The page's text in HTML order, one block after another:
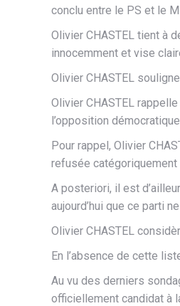
conclu entre le PS et le
Olivier CHASTEL tient à
innocemment et vise
Olivier CHASTEL
Olivier CHASTEL
l’opposition
Pour rappel, Olivier
refusée catégoriquement
A posteriori, il est
aujourd’hui que ce parti
Olivier CHASTEL
En l’absence de cette
Au vu des derniers
officiellement candidat à